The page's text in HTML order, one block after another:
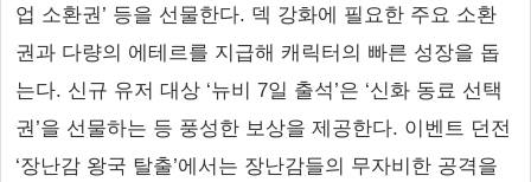
업 소환권’ 등을 선물한다. 덱 강화에 필요한 주요 소환
권과 다량의 에테르를 지급해 캐릭터의 빠른 성장을 돕
는다. 신규 유저 대상 ‘뉴비 7일 출석’은 ‘신화 동료 선택
권’을 선물하는 등 풍성한 보상을 제공한다. 이벤트 던전
‘장난감 왕국 탈출’에서는 장난감들의 무자비한 공격을